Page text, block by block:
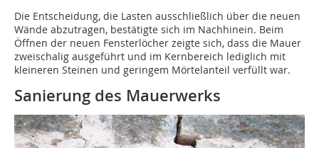
Die Entscheidung, die Lasten ausschließlich über die neuen
Wände abzutragen, bestätigte sich im Nachhinein. Beim
Öffnen der neuen Fensterlöcher zeigte sich, dass die Mauer
zweischalig ausgeführt und im Kernbereich lediglich mit
kleineren Steinen und geringem Mörtelanteil verfüllt war.
Sanierung des Mauerwerks